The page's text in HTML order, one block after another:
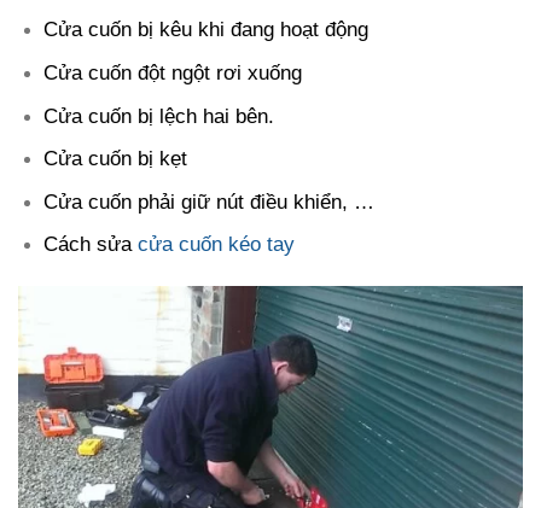
Cửa cuốn bị kêu khi đang hoạt động
Cửa cuốn đột ngột rơi xuống
Cửa cuốn bị lệch hai bên.
Cửa cuốn bị kẹt
Cửa cuốn phải giữ nút điều khiển, …
Cách sửa cửa cuốn kéo tay